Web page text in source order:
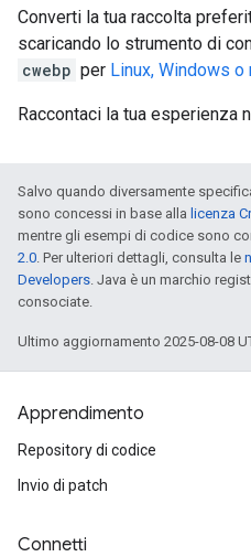
Converti la tua raccolta
scaricando lo strumento di
cwebp per Linux, Windows o
Raccontaci la tua esperienza
Salvo quando diversamente
sono concessi in base alla licenza
mentre gli esempi di codice sono
2.0. Per ulteriori dettagli, consulta le
Developers. Java è un marchio
consociate.
Ultimo aggiornamento 2025-08-08
Apprendimento
Repository di codice
Invio di patch
Connetti